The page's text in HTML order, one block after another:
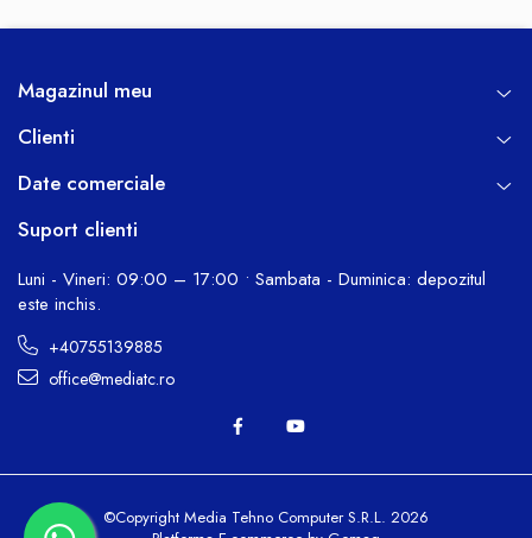
Magazinul meu
Clienti
Date comerciale
Suport clienti
Luni - Vineri: 09:00 – 17:00 • Sambata - Duminica: depozitul
este inchis.
+40755139885
office@mediatc.ro
©Copyright Media Tehno Computer S.R.L. 2026